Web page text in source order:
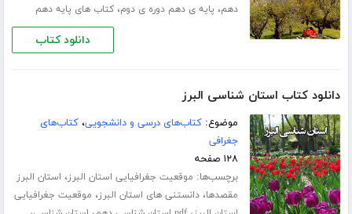
دهم، پایه ی دهم دوره ی دوم،کتاب های پایه دهم
دانلود کتاب
دانلود کتاب استان شناسی البرز
موضوع:کتاب‌های درسی و دانشجویی،کتاب‌های
جغرافی
۱۲۸ صفحه
برچسب‌ها: موقعیت جغرافیایی استان البرز، استان البرز
مقصدها،دانستنی های استان البرز، موقعیت جغرافیایی